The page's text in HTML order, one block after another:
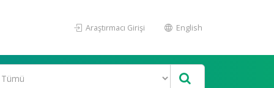
Araştırmacı Girişi English